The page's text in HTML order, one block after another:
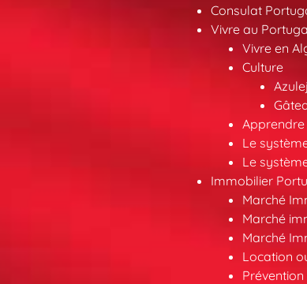
Consulat
Vivre au
Vivre en
Culture
Le
Le
Immobilier
Marché
Marché
Marché
Location